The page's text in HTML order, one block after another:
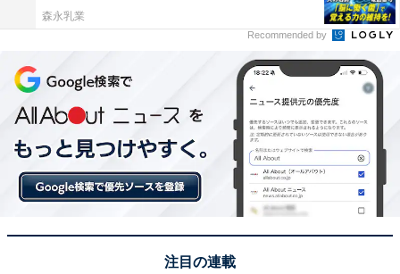
※回答者コメントは原文ママです
1990年生まれ。30代突入と同時期に未経験でライター業
を開始。日常系アニメと車好き。女性声優さんにも関心
をもち個人的にイベントへ参加している。現在の所有車
はスズキ ワゴンR（MH95S）。各地のアニメ作品の舞台
となった場所を聖地巡礼すべくドライブに出かける。
森永乳業
Recommended by
注目の連載